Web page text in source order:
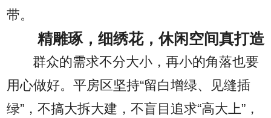
带。
精雕琢，细绣花，休闲空间真打造
群众的需求不分大小，再小的角落也要
用心做好。平房区坚持“留白增绿、见缝插
绿”，不搞大拆大建，不盲目追求“高大上”，